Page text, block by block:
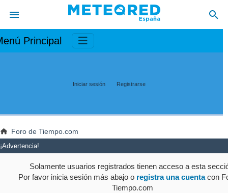
Principal
Iniciar sesión Registrarse
Foro de Tiempo.com
¡Advertencia!
Solamente usuarios registrados tienen acceso a esta
Por favor inicia sesión más abajo o registra una cuentacon
Tiempo.com